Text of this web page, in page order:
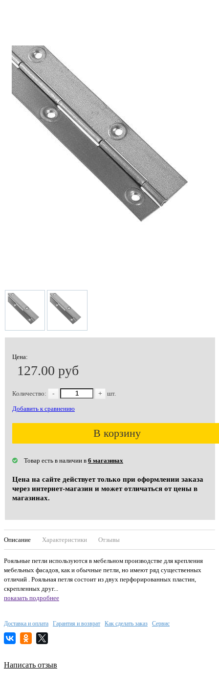
Цена:
127.00 руб
Количество: - + шт.
Добавить к сравнению
В корзину
Товар есть в наличии в 6 магазинах
Цена на сайте действует только при оформлении заказа
через интернет-магазин и может отличаться от цены в
магазинах.
Описание Характеристики Отзывы
Рояльные петли используются в мебельном производстве для крепления
мебельных фасадов, как и обычные петли, но имеют ряд существенных
отличий . Рояльная петля состоит из двух перфорированных пластин,
скрепленных друг...
показать подробнее
Доставка и оплата Гарантия и возврат Как сделать заказ Сервис
Написать отзыв